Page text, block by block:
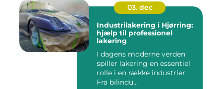
03. dec
Industrilakering i Hjørring:
hjælp til professionel
lakering
I dagens moderne verden
spiller lakering en essentiel
rolle i en række industrier.
Fra bilindu...